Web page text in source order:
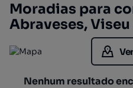
Moradias para
Abraveses, Viseu
Nenhum resultado